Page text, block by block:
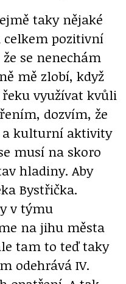
taky nějaké
pozitivní
se nenechám
mě zlobí, když
využívat kvůli
dozvím, že
a kulturní aktivity
musí na skoro
hladiny. Aby
Bystřička.
v týmu
na jihu města
tam to teď taky
odehrává IV.